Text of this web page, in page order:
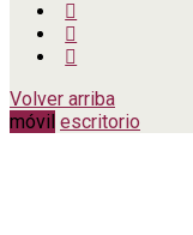
Volver arriba
móvil escritorio